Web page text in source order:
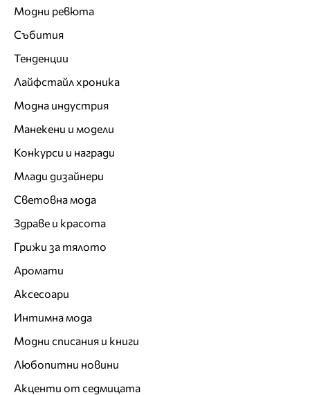
Модни ревюта
Събития
Тенденции
Лайфстайл хроника
Модна индустрия
Манекени и модели
Конкурси и награди
Млади дизайнери
Световна мода
Здраве и красота
Грижи за тялото
Аромати
Аксесоари
Интимна мода
Модни списания и книги
Любопитни новини
Акценти от седмицата